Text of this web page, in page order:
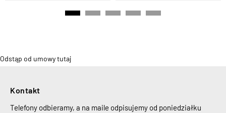
Odstąp od umowy tutaj
Kontakt
Telefony odbieramy, a na maile odpisujemy od poniedziałku